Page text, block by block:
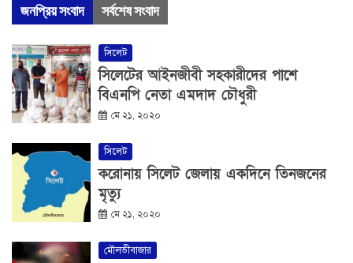
জনপ্রিয় সংবাদ সর্বশেষ সংবাদ
সিলেট
সিলেটের আইনজীবী সহকারীদের পাশে
বিএনপি নেতা এমদাদ চৌধুরী
মে ২১, ২০২০
সিলেট
করোনায় সিলেট জেলায় একদিনে তিনজনের
মৃত্যু
মে ২১, ২০২০
মৌলভীবাজার